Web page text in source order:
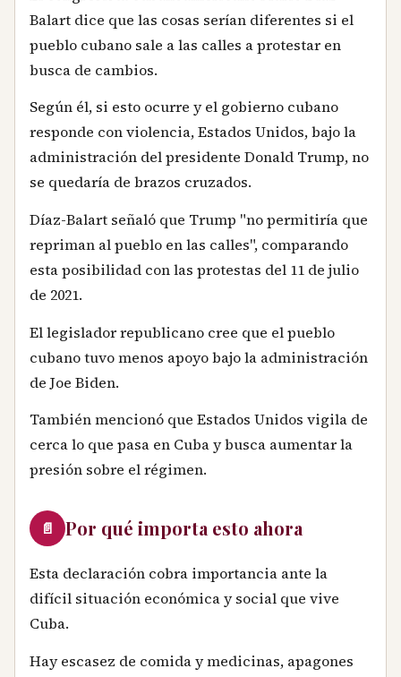
Balart dice que las cosas serían diferentes si el
pueblo cubano sale a las calles a protestar en
busca de cambios.
Según él, si esto ocurre y el gobierno cubano
responde con violencia, Estados Unidos, bajo la
administración del presidente Donald Trump, no
se quedaría de brazos cruzados.
Díaz-Balart señaló que Trump "no permitiría que
repriman al pueblo en las calles", comparando
esta posibilidad con las protestas del 11 de julio
de 2021.
El legislador republicano cree que el pueblo
cubano tuvo menos apoyo bajo la administración
de Joe Biden.
También mencionó que Estados Unidos vigila de
cerca lo que pasa en Cuba y busca aumentar la
presión sobre el régimen.
📄 Por qué importa esto ahora
Esta declaración cobra importancia ante la
difícil situación económica y social que vive
Cuba.
Hay escasez de comida y medicinas, apagones